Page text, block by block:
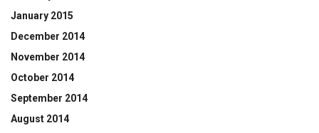
January 2015
December 2014
November 2014
October 2014
September 2014
August 2014